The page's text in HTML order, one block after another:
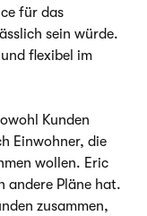
für das
sein würde.
flexibel im
Kunden
Einwohner, die
wollen. Eric
andere Pläne hat.
zusammen,